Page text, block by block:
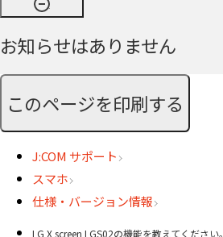
お知らせはありません
このページを印刷する
J:COM サポート
スマホ
仕様・バージョン情報
LG X screen LGS02の機能を教えてください。